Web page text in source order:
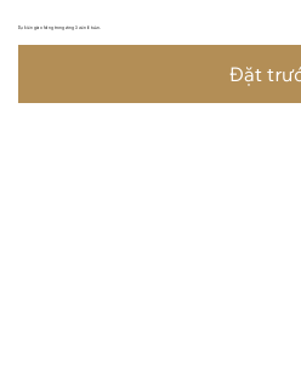
Dự kiến giao hàng trong vòng 3 đến 6 tuần.
Đặt